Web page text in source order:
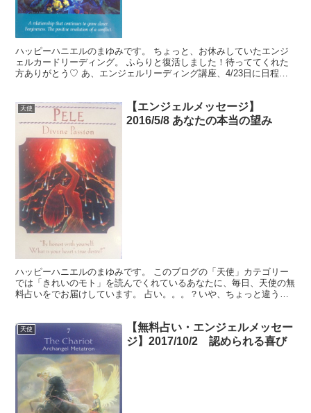
ハッピーハニエルのまゆみです。 ちょっと、お休みしていたエンジ
ェルカードリーディング。 ふらりと復活しました！待っててくれた
方ありがとう♡ あ、エンジェルリーディング講座、4/23日に日程変
天使
【エンジェルメッセージ】
2016/5/8 あなたの本当の望み
ハッピーハニエルのまゆみです。 このブログの「天使」カテゴリー
では「きれいのモト」を読んでくれているあなたに、毎日、天使の無
料占いをでお届けしています。 占い。。。？いや、ちょっと違うか
天使
【無料占い・エンジェルメッセー
ジ】2017/10/2 認められる喜び